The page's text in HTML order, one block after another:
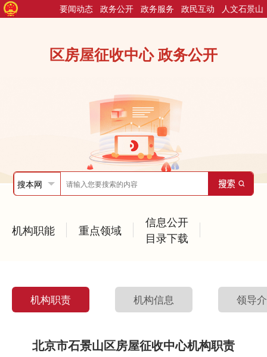
人文石景山
政民互动
政务服务
政务公开
要闻动态
区房屋征收中心 政务公开
机构职能 重点领域
信息公开
目录下载
机构职责 机构信息 领导
北京市石景山区房屋征收中心机构职责